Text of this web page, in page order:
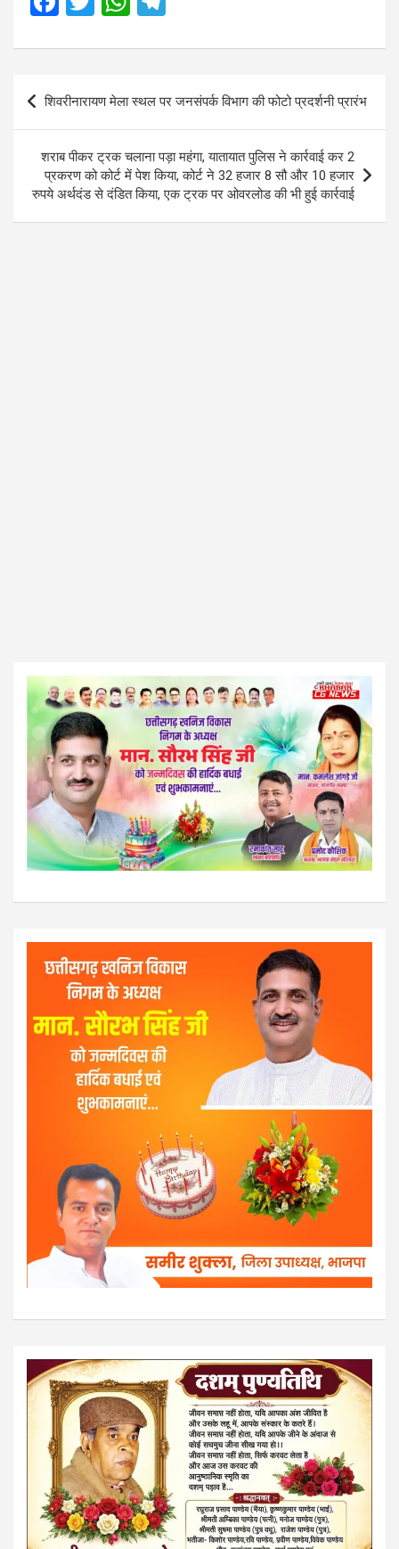
ce
b
o
o
k
tt
er
at
A
p
p
e
a
m
Post
navigation
शिवरीनारायण मेला स्थल पर जनसंपर्क विभाग की फोटो प्रदर्शनी प्रारंभ
शराब पीकर ट्रक चलाना पड़ा महंगा, यातायात पुलिस ने कार्रवाई कर 2
प्रकरण को कोर्ट में पेश किया, कोर्ट ने 32 हजार 8 सौ और 10 हजार
रुपये अर्थदंड से दंडित किया, एक ट्रक पर ओवरलोड की भी हुई कार्रवाई